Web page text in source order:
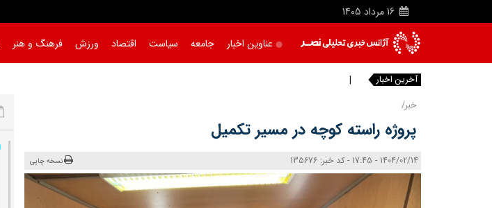
16 مرداد 1405
عناوین اخبار جامعه سیاست اقتصاد ورزش فرهنگ و هنر
آخرین اخبار خبرن
خبر/
پروژه راسته کوچه در مسیر تکمیل
1404/02/14 - 17:45 - کد خبر: 135676 نسخه چاپی